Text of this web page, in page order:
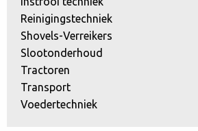
Reinigingstechniek
Shovels-Verreikers
Slootonderhoud
Tractoren
Transport
Voedertechniek